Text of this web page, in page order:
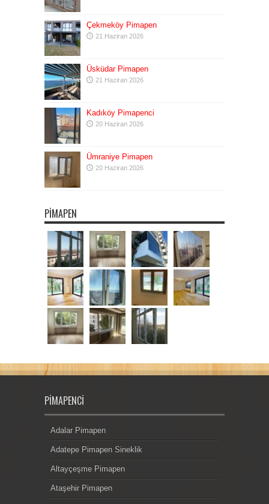
Çekmeköy Pimapen
21 Haziran 2026
Üsküdar Pimapen
21 Haziran 2026
Kadıköy Pimapenci
20 Haziran 2026
Ümraniye Pimapen
20 Haziran 2026
PIMAPEN
PIMAPENCI
Adalar Pimapen
Adatepe Pimapen Sineklik
Altayçeşme Pimapen
Ataşehir Pimapen